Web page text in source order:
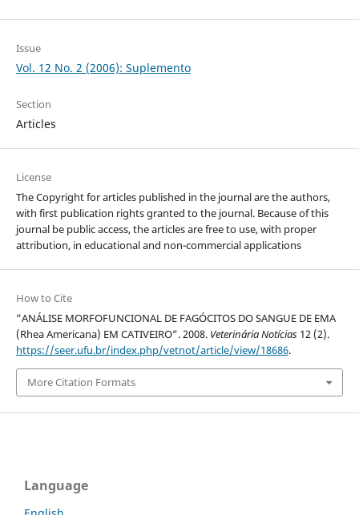
Issue
Vol. 12 No. 2 (2006): Suplemento
Section
Articles
License
The Copyright for articles published in the journal are the authors,
with first publication rights granted to the journal. Because of this
journal be public access, the articles are free to use, with proper
attribution, in educational and non-commercial applications
How to Cite
“ANÁLISE MORFOFUNCIONAL DE FAGÓCITOS DO SANGUE DE EMA
(Rhea Americana) EM CATIVEIRO”. 2008. Veterinária Notícias12 (2).
https://seer.ufu.br/index.php/vetnot/article/view/18686.
More Citation Formats
Language